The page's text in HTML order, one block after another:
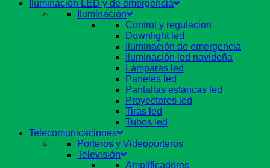
Iluminación LED y de emergencia
Iluminación
Control y regulacion
Downlight led
Iluminación de emergencia
Iluminación led navideña
Lámparas led
Paneles led
Pantallas estancas led
Proyectores led
Tiras led
Tubos led
Telecomunicaciones
Porteros y Videoporteros
Televisión
Amplificadores